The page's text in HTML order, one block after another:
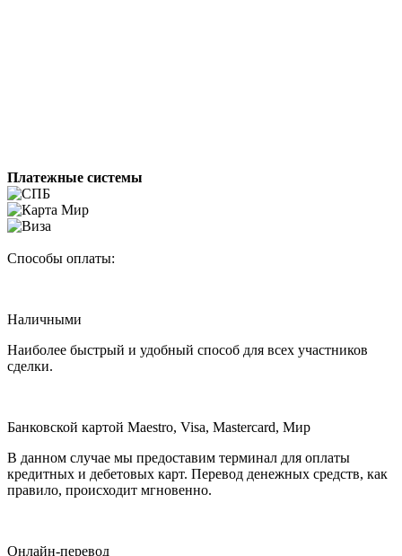
Платежные системы
Способы оплаты:
Наличными
Наиболее быстрый и удобный способ для всех участников
сделки.
Банковской картой Maestro, Visa, Mastercard, Мир
В данном случае мы предоставим терминал для оплаты
кредитных и дебетовых карт. Перевод денежных средств, как
правило, происходит мгновенно.
Онлайн-перевод